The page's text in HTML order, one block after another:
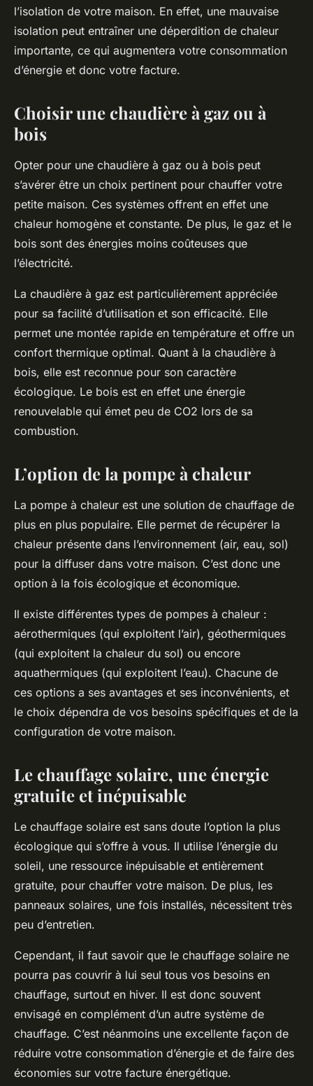
l’isolation de votre maison. En effet, une mauvaise
isolation peut entraîner une déperdition de chaleur
importante, ce qui augmentera votre consommation
d’énergie et donc votre facture.
Choisir une chaudière à gaz ou à
bois
Opter pour une chaudière à gaz ou à bois peut
s’avérer être un choix pertinent pour chauffer votre
petite maison. Ces systèmes offrent en effet une
chaleur homogène et constante. De plus, le gaz et le
bois sont des énergies moins coûteuses que
l’électricité.
La chaudière à gaz est particulièrement appréciée
pour sa facilité d’utilisation et son efficacité. Elle
permet une montée rapide en température et offre un
confort thermique optimal. Quant à la chaudière à
bois, elle est reconnue pour son caractère
écologique. Le bois est en effet une énergie
renouvelable qui émet peu de CO2 lors de sa
combustion.
L’option de la pompe à chaleur
La pompe à chaleur est une solution de chauffage de
plus en plus populaire. Elle permet de récupérer la
chaleur présente dans l’environnement (air, eau, sol)
pour la diffuser dans votre maison. C’est donc une
option à la fois écologique et économique.
Il existe différentes types de pompes à chaleur :
aérothermiques (qui exploitent l’air), géothermiques
(qui exploitent la chaleur du sol) ou encore
aquathermiques (qui exploitent l’eau). Chacune de
ces options a ses avantages et ses inconvénients, et
le choix dépendra de vos besoins spécifiques et de la
configuration de votre maison.
Le chauffage solaire, une énergie
gratuite et inépuisable
Le chauffage solaire est sans doute l’option la plus
écologique qui s’offre à vous. Il utilise l’énergie du
soleil, une ressource inépuisable et entièrement
gratuite, pour chauffer votre maison. De plus, les
panneaux solaires, une fois installés, nécessitent très
peu d’entretien.
Cependant, il faut savoir que le chauffage solaire ne
pourra pas couvrir à lui seul tous vos besoins en
chauffage, surtout en hiver. Il est donc souvent
envisagé en complément d’un autre système de
chauffage. C’est néanmoins une excellente façon de
réduire votre consommation d’énergie et de faire des
économies sur votre facture énergétique.